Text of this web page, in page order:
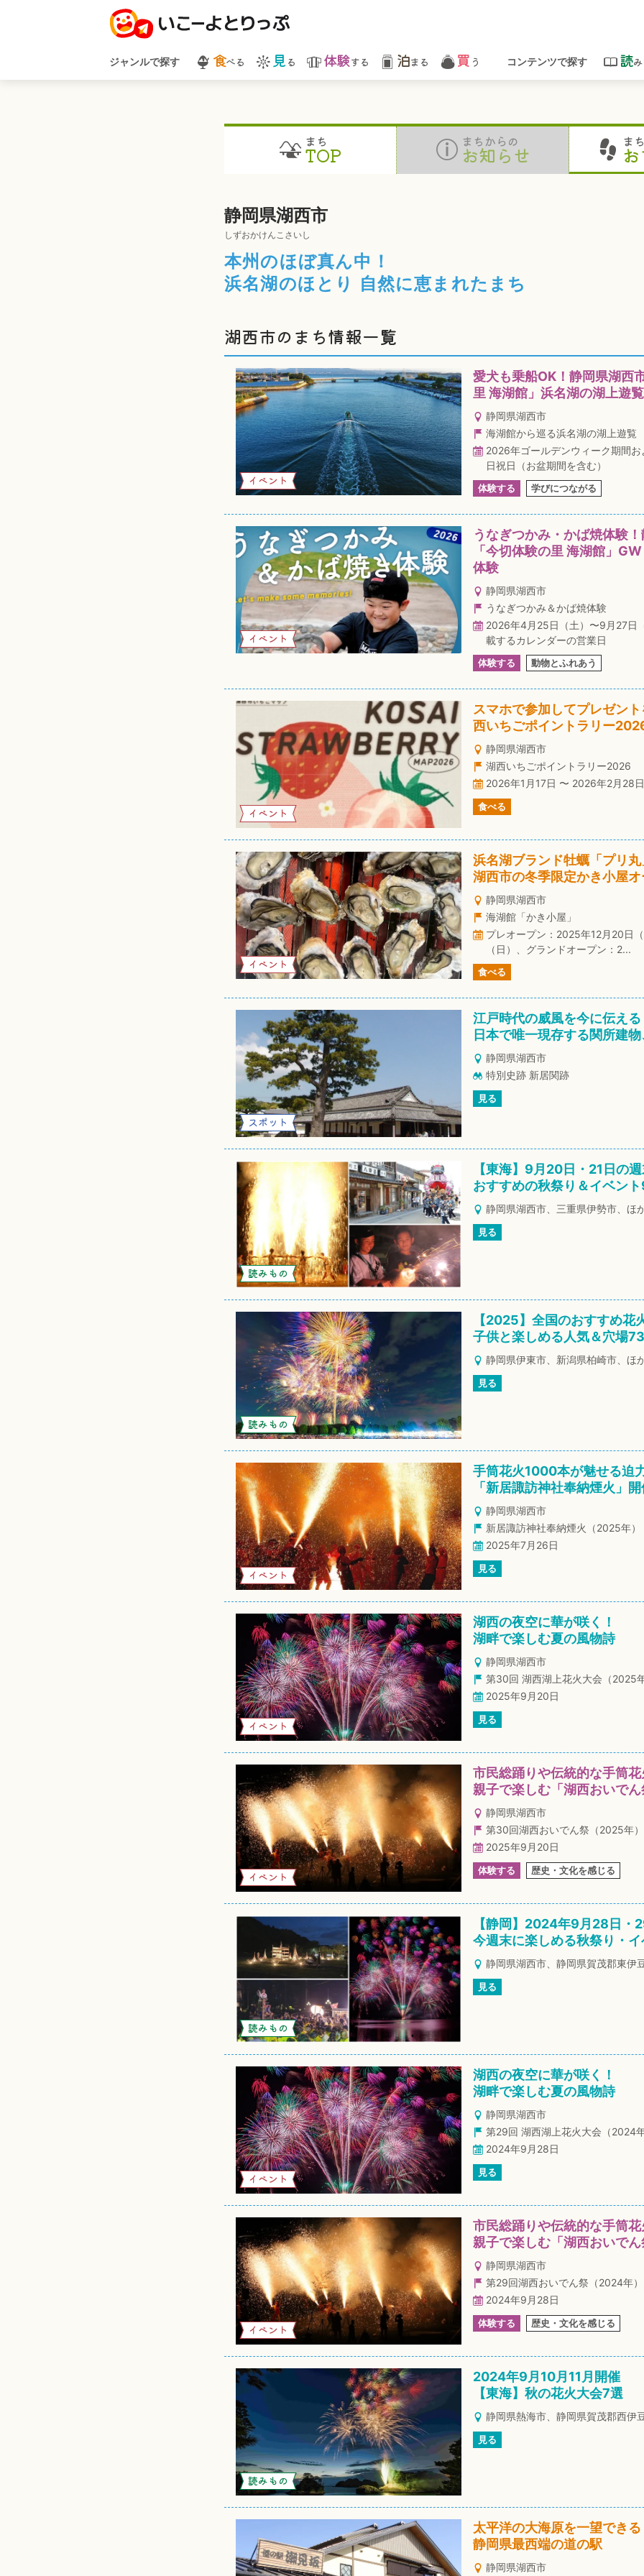
ジャンルで探す 食べる 見 る 体験する 泊まる 買 う コンテンツで探す 読
まち
TOP
まちからの
お知らせ
ま
静岡県湖西市
しずおかけんこさいし
本州のほぼ真ん中！
浜名湖のほとり 自然に恵まれたまち
湖西市のまち情報一覧
イベント
愛犬も乗船OK！静岡県湖西
里 海湖館」浜名湖の湖上遊
静岡県湖西市
海湖館から巡る浜名湖の湖上遊覧
2026年ゴールデンウィーク期間
日祝日（お盆期間を含む）
体験する 学びにつながる
イベント
うなぎつかみ・かば焼体験
「今切体験の里 海湖館」
体験
静岡県湖西市
うなぎつかみ＆かば焼体験
2026年4月25日（土）〜9月27日
載するカレンダーの営業日
体験する 動物とふれあう
イベント
スマホで参加してプレゼン
西いちごポイントラリー
静岡県湖西市
湖西いちごポイントラリー2026
2026年1月17日 〜 2026年2月28日
食べる
イベント
浜名湖ブランド牡蠣「プリ丸
湖西市の冬季限定かき小屋
静岡県湖西市
海湖館「かき小屋」
プレオープン：2025年12月20日
（日）、グランドオープン：2...
食べる
スポット
江戸時代の威風を今に伝える
日本で唯一現存する関所建
静岡県湖西市
特別史跡 新居関跡
見る
読みもの
【東海】9月20日・21日の
おすすめの秋祭り＆イベン
静岡県湖西市、三重県伊勢市、ほ
見る
読みもの
【2025】全国のおすすめ花
子供と楽しめる人気＆穴場
静岡県伊東市、新潟県柏崎市、ほ
見る
イベント
手筒花火1000本が魅せる迫
「新居諏訪神社奉納煙火」
静岡県湖西市
新居諏訪神社奉納煙火（2025年）
2025年7月26日
見る
イベント
湖西の夜空に華が咲く！
湖畔で楽しむ夏の風物詩
静岡県湖西市
第30回 湖西湖上花火大会（2025年
2025年9月20日
見る
イベント
市民総踊りや伝統的な手筒花
親子で楽しむ「湖西おいでん
静岡県湖西市
第30回湖西おいでん祭（2025年）
2025年9月20日
体験する 歴史・文化を感じる
読みもの
【静岡】2024年9月28日・
今週末に楽しめる秋祭り・
静岡県湖西市、静岡県賀茂郡東伊
見る
イベント
湖西の夜空に華が咲く！
湖畔で楽しむ夏の風物詩
静岡県湖西市
第29回 湖西湖上花火大会（2024年
2024年9月28日
見る
イベント
市民総踊りや伝統的な手筒花
親子で楽しむ「湖西おいでん
静岡県湖西市
第29回湖西おいでん祭（2024年）
2024年9月28日
体験する 歴史・文化を感じる
読みもの
2024年9月10月11月開催
【東海】秋の花火大会7選
静岡県熱海市、静岡県賀茂郡西伊
見る
太平洋の大海原を一望できる
静岡県最西端の道の駅
静岡県湖西市